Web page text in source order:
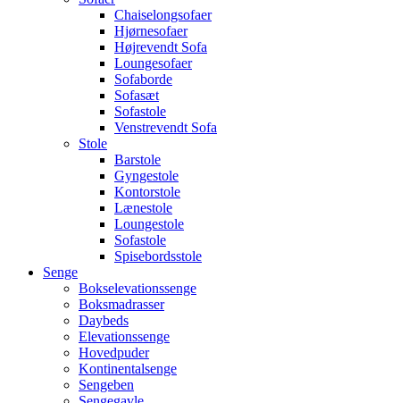
Chaiselongsofaer
Hjørnesofaer
Højrevendt Sofa
Loungesofaer
Sofaborde
Sofasæt
Sofastole
Venstrevendt Sofa
Stole
Barstole
Gyngestole
Kontorstole
Lænestole
Loungestole
Sofastole
Spisebordsstole
Senge
Bokselevationssenge
Boksmadrasser
Daybeds
Elevationssenge
Hovedpuder
Kontinentalsenge
Sengeben